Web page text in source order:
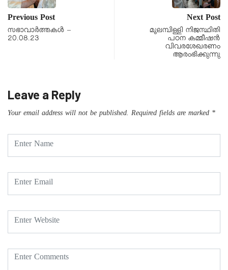
Previous Post
സഭാവാര്‍ത്തകള്‍ –
20.08.23
Next Post
മൂലമ്പിള്ളി നിജസ്ഥിതി
പഠന കമ്മീഷൻ
വിവരശേഖരണം
ആരംഭിക്കുന്നു
Leave a Reply
Your email address will not be published. Required fields are marked *